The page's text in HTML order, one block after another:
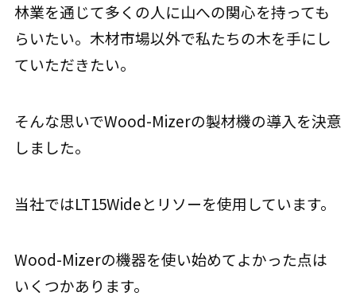
林業を通じて多くの人に山への関心を持っても
らいたい。木材市場以外で私たちの木を手にし
ていただきたい。
そんな思いでWood-Mizerの製材機の導入を決意
しました。
当社ではLT15Wideとリソーを使用しています。
Wood-Mizerの機器を使い始めてよかった点は
いくつかあります。